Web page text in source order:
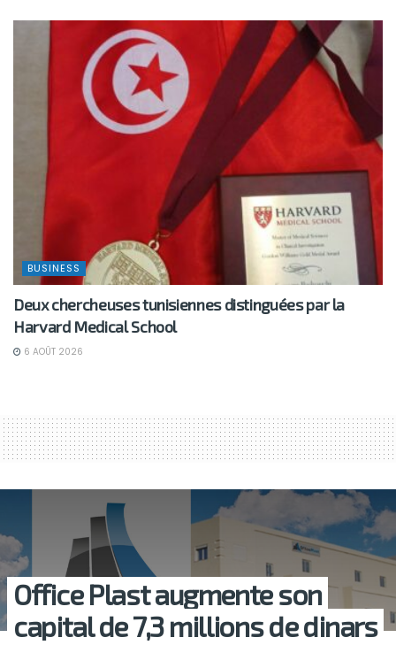
BUSINESS
Deux chercheuses tunisiennes distinguées par la
Harvard Medical School
6 AOÛT 2026
Office Plast augmente son
capital de 7,3 millions de dinars